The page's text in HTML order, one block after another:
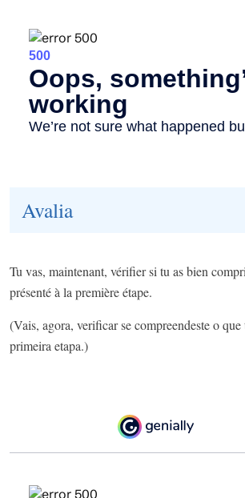
Avalia
Tu vas, maintenant, vérifier si tu as bien
présenté à la première étape.
(Vais, agora, verificar se compreendeste o que
primeira etapa.)